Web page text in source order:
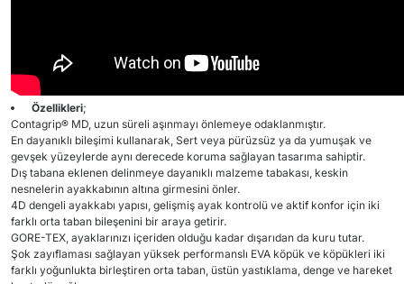
Özellikleri;
Contagrip® MD, uzun süreli aşınmayı önlemeye odaklanmıştır.
En dayanıklı bileşimi kullanarak, Sert veya pürüzsüz ya da yumuşak ve
gevşek yüzeylerde aynı derecede koruma sağlayan tasarıma sahiptir.
Dış tabana eklenen delinmeye dayanıklı malzeme tabakası, keskin
nesnelerin ayakkabının altına girmesini önler.
4D dengeli ayakkabı yapısı, gelişmiş ayak kontrolü ve aktif konfor için iki
farklı orta taban bileşenini bir araya getirir.
GORE-TEX, ayaklarınızı içeriden olduğu kadar dışarıdan da kuru tutar.
Şok zayıflaması sağlayan yüksek performanslı EVA köpük ve köpükleri iki
farklı yoğunlukta birleştiren orta taban, üstün yastıklama, denge ve hareket